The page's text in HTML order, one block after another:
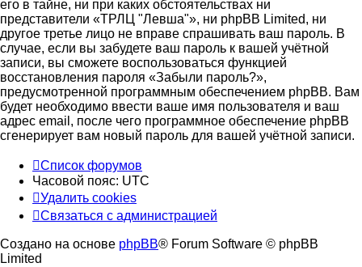
его в тайне, ни при каких обстоятельствах ни
представители «ТРЛЦ "Левша"», ни phpBB Limited, ни
другое третье лицо не вправе спрашивать ваш пароль. В
случае, если вы забудете ваш пароль к вашей учётной
записи, вы сможете воспользоваться функцией
восстановления пароля «Забыли пароль?»,
предусмотренной программным обеспечением phpBB. Вам
будет необходимо ввести ваше имя пользователя и ваш
адрес email, после чего программное обеспечение phpBB
сгенерирует вам новый пароль для вашей учётной записи.
Список форумов
Часовой пояс: UTC
Удалить cookies
Связаться с администрацией
Создано на основе phpBB® Forum Software © phpBB
Limited